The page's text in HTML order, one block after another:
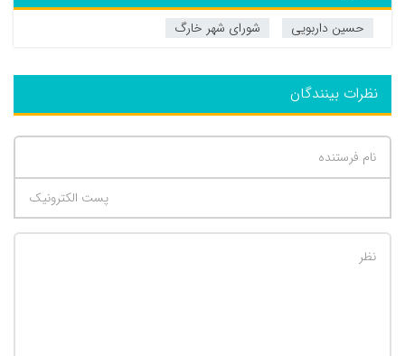
حسین داربویی
شورای شهر خارگ
نظرات بینندگان